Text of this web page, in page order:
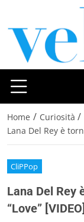
Home / Curiosità /
Lana Del Rey è
CliPPop
Lana Del Rey
“Love” [VIDEO]